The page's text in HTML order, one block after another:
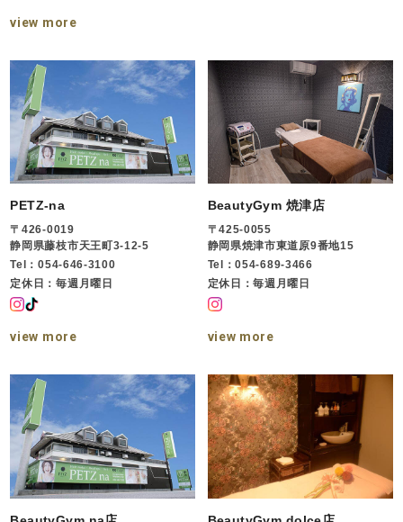
view more
PETZ-na
〒426-0019
静岡県藤枝市天王町3-12-5
Tel：054-646-3100
定休日：毎週月曜日
view more
BeautyGym 焼津店
〒425-0055
静岡県焼津市東道原9番地15
Tel：054-689-3466
定休日：毎週月曜日
view more